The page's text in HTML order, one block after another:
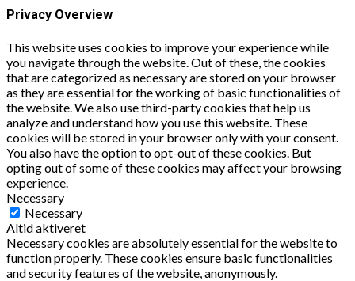
Privacy Overview
This website uses cookies to improve your experience while
you navigate through the website. Out of these, the cookies
that are categorized as necessary are stored on your browser
as they are essential for the working of basic functionalities of
the website. We also use third-party cookies that help us
analyze and understand how you use this website. These
cookies will be stored in your browser only with your consent.
You also have the option to opt-out of these cookies. But
opting out of some of these cookies may affect your browsing
experience.
Necessary
Necessary
Altid aktiveret
Necessary cookies are absolutely essential for the website to
function properly. These cookies ensure basic functionalities
and security features of the website, anonymously.